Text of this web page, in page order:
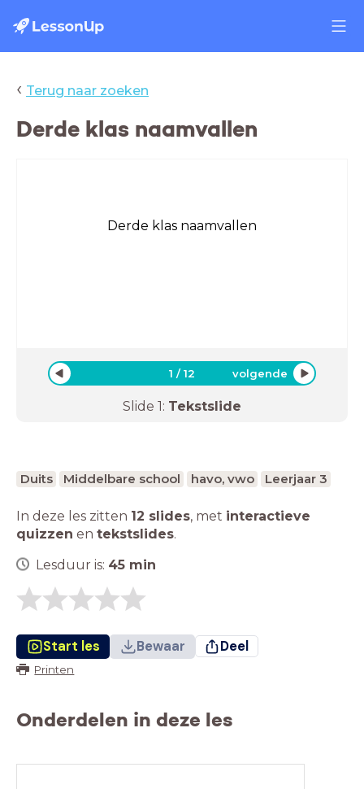
‹ Terug naar zoeken
Derde klas naamvallen
Derde klas naamvallen
1 /12 volgende
Slide 1: Tekstslide
Duits Middelbare school havo, vwo Leerjaar 3
In deze les zitten 12 slides, met interactieve
quizzen en tekstslides.
Lesduur is: 45 min
Start les Bewaar Deel
Printen
Onderdelen in deze les